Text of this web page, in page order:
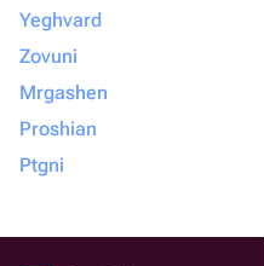
Yeghvard
Zovuni
Mrgashen
Proshian
Ptgni